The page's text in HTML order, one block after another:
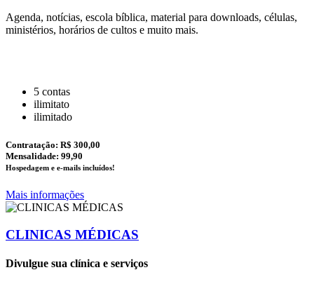
Agenda, notícias, escola bíblica, material para downloads, células,
ministérios, horários de cultos e muito mais.
5 contas
ilimitato
ilimitado
Contratação: R$ 300,00
Mensalidade: 99,90
Hospedagem e e-mails incluídos!
Mais informações
CLINICAS MÉDICAS
Divulgue sua clínica e serviços